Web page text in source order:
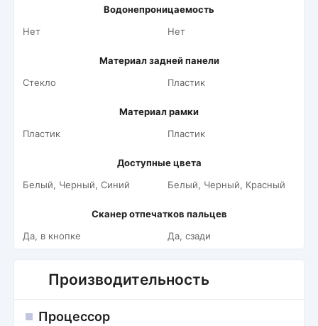
Водонепроницаемость
Нет
Нет
Материал задней панели
Стекло
Пластик
Материал рамки
Пластик
Пластик
Доступные цвета
Белый, Черный, Синий
Белый, Черный, Красный
Сканер отпечатков пальцев
Да, в кнопке
Да, сзади
Производительность
Процессор